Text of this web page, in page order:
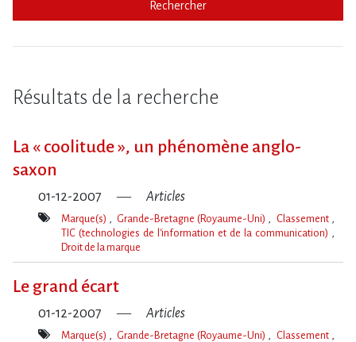
Rechercher
Résultats de la recherche
La « coolitude », un phénomène anglo-
saxon
01-12-2007 Articles
Mot(s)-
Marque(s) Grande-Bretagne (Royaume-Uni)
Classement
TIC (technologies de l'information et de la communication)
Droit de la marque
Le grand écart
01-12-2007 Articles
Marque(s) Grande-Bretagne (Royaume-Uni)
Classement